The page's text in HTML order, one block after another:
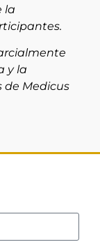
la
y la
de Medicus